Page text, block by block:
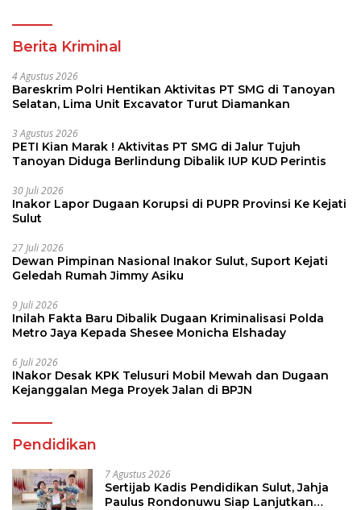
Berita Kriminal
4 Agustus 2026
Bareskrim Polri Hentikan Aktivitas PT SMG di Tanoyan
Selatan, Lima Unit Excavator Turut Diamankan
3 Agustus 2026
PETI Kian Marak ! Aktivitas PT SMG di Jalur Tujuh
Tanoyan Diduga Berlindung Dibalik IUP KUD Perintis
30 Juli 2026
Inakor Lapor Dugaan Korupsi di PUPR Provinsi Ke Kejati
Sulut
27 Juli 2026
Dewan Pimpinan Nasional Inakor Sulut, Suport Kejati
Geledah Rumah Jimmy Asiku
9 Juli 2026
Inilah Fakta Baru Dibalik Dugaan Kriminalisasi Polda
Metro Jaya Kepada Shesee Monicha Elshaday
6 Juli 2026
INakor Desak KPK Telusuri Mobil Mewah dan Dugaan
Kejanggalan Mega Proyek Jalan di BPJN
Pendidikan
7 Agustus 2026
Sertijab Kadis Pendidikan Sulut, Jahja
Paulus Rondonuwu Siap Lanjutkan